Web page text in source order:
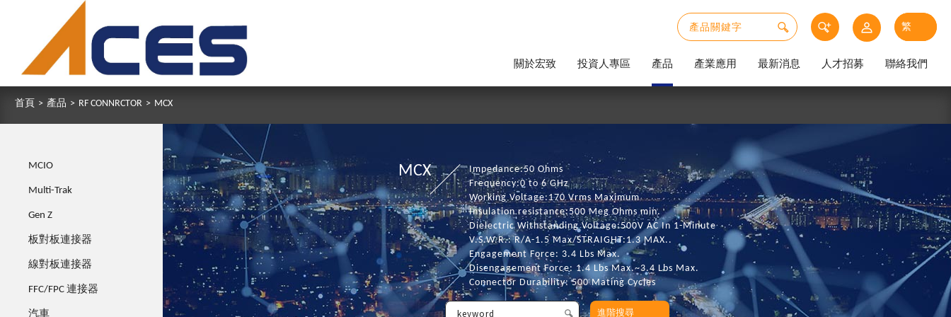
關於宏致 投資人專區 產品 產業應用 最新消息 人才招募 聯絡我們
首頁 > 產品 > RF CONNRCTOR > MCX
MCIO
Multi-Trak
Gen Z
板對板連接器
線對板連接器
FFC/FPC 連接器
汽車
MCX
Impedance:50 Ohms
Frequency:0 to 6 GHz
Working Voltage:170 Vrms Maximum
Insulation resistance:500 Meg Ohms min.
Dielectric Withstanding Voltage:500V AC In 1-Minute
V.S.W.R.: R/A-1.5 Max/STRAIGHT:1.3 MAX..
Engagement Force: 3.4 Lbs Max.
Disengagement Force: 1.4 Lbs Max.~3.4 Lbs Max.
Connector Durability: 500 Mating Cycles
進階搜尋